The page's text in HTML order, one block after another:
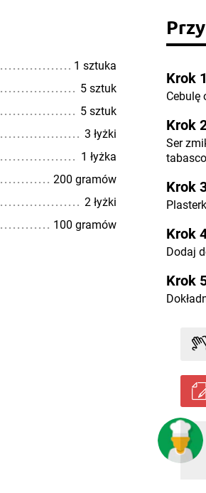
1 sztuka
5 sztuk
5 sztuk
3 łyżki
1 łyżka
200 gramów
2 łyżki
100 gramów
Krok 1
Cebulę
Krok
Ser
Krok
Krok
Dodaj
Krok